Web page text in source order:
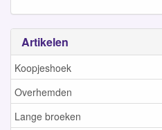
Artikelen
Koopjeshoek
Overhemden
Lange broeken